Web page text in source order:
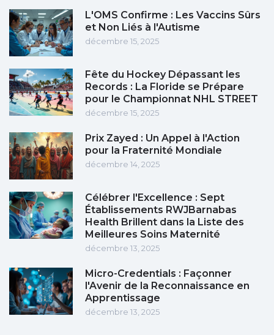
L'OMS Confirme : Les Vaccins Sûrs
et Non Liés à l'Autisme
décembre 15, 2025
Fête du Hockey Dépassant les
Records : La Floride se Prépare
pour le Championnat NHL STREET
décembre 15, 2025
Prix Zayed : Un Appel à l'Action
pour la Fraternité Mondiale
décembre 14, 2025
Célébrer l'Excellence : Sept
Établissements RWJBarnabas
Health Brillent dans la Liste des
Meilleures Soins Maternité
décembre 13, 2025
Micro-Credentials : Façonner
l'Avenir de la Reconnaissance en
Apprentissage
décembre 13, 2025